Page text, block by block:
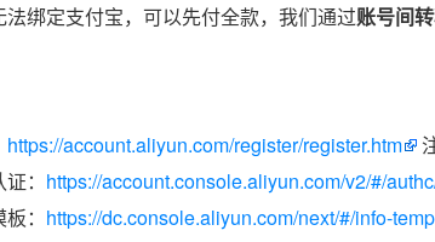
法绑定支付宝，可以先付全款，我们通过账号间
https://account.aliyun.com/register/register.htm
： https://account.console.aliyun.com/v2/#/
： https://dc.console.aliyun.com/next/#/info-